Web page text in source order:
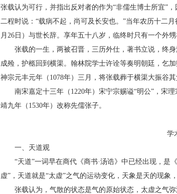
张载认为可行，并指出反对者的作为“非儒生博士所宜”
二程时说：“载病不起，尚可及长安也。”当年农历十二
月26日）与世长辞。享年五十八岁，临终时只有一个外甥
张载的一生，两被召晋，三历外仕，著书立说，终身
成殓，护柩回到横渠。翰林院学士许诠等奏明朝廷，乞
神宗元丰元年（1078年）三月，将张载葬于横渠大振谷
南宋嘉定十三年（1220年）宋宁宗赐谥“明公”，宋理
靖九年（1530年）改称先儒张子。
学
一、天道观
“天道”一词早在商代《商书·汤诰》中已经出现，是
虚”，天道就是“太虚”之气的运动变化，天象是天的现象
张载认为，气散的状态是气的原始状态，太虚之气弥